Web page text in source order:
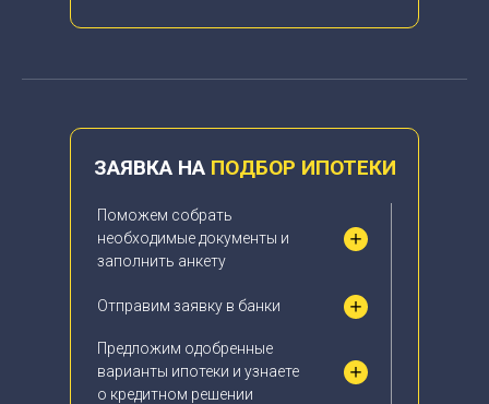
ЗАЯВКА НА ПОДБОР ИПОТЕКИ
Поможем собрать
необходимые документы и
заполнить анкету
Отправим заявку в банки
Предложим одобренные
варианты ипотеки и узнаете
о кредитном решении